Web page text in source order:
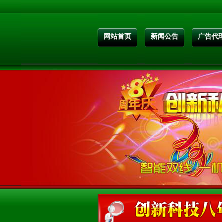
网站首页 新闻公告 广告代